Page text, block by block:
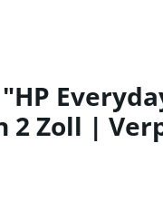
Zoll |